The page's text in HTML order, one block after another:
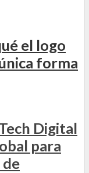
el logo
forma
Digital
para